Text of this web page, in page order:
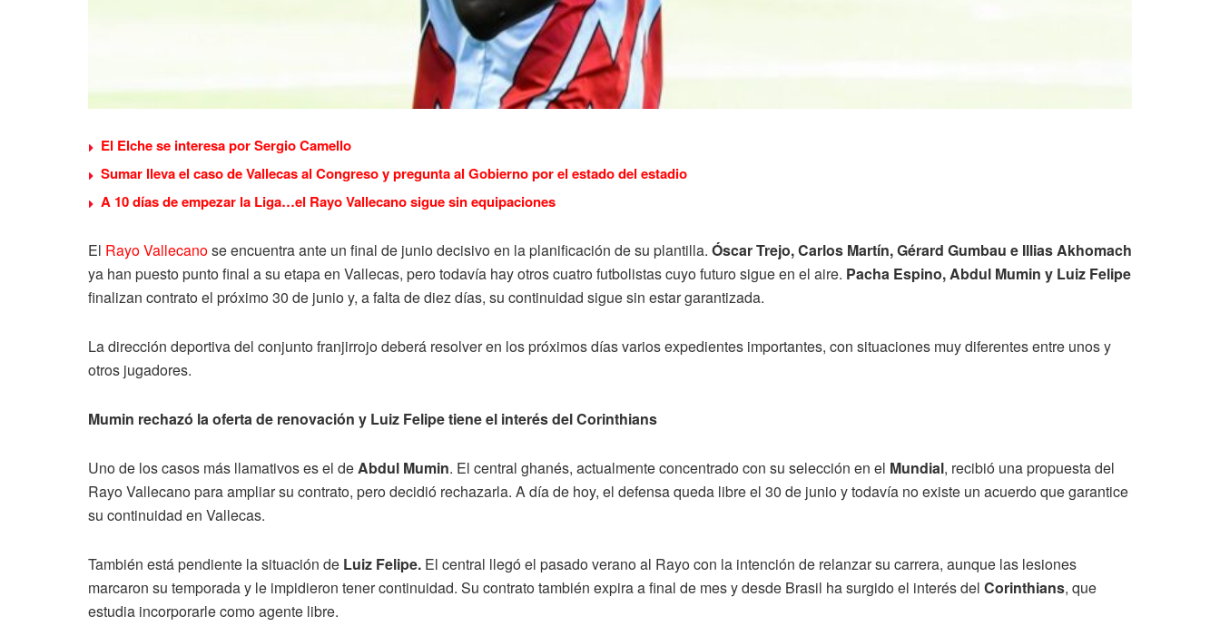
El Elche se interesa por Sergio Camello
Sumar lleva el caso de Vallecas al Congreso y pregunta al Gobierno por el estado del estadio
A 10 días de empezar la Liga…el Rayo Vallecano sigue sin equipaciones
El Rayo Vallecanose encuentra ante un final de junio decisivo en la planificación de su plantilla. Óscar Trejo, Carlos Martín, Gérard Gumbau e Illias Akhomach
ya han puesto punto final a su etapa en Vallecas, pero todavía hay otros cuatro futbolistas cuyo futuro sigue en el aire. Pacha Espino, Abdul Mumin y Luiz Felipe
finalizan contrato el próximo 30 de junio y, a falta de diez días, su continuidad sigue sin estar garantizada.
La dirección deportiva del conjunto franjirrojo deberá resolver en los próximos días varios expedientes importantes, con situaciones muy diferentes entre unos y
otros jugadores.
Mumin rechazó la oferta de renovación y Luiz Felipe tiene el interés del Corinthians
Uno de los casos más llamativos es el deAbdul Mumin. El central ghanés, actualmente concentrado con su selección en el Mundial, recibió una propuesta del
Rayo Vallecano para ampliar su contrato, pero decidió rechazarla. A día de hoy, el defensa queda libre el 30 de junio y todavía no existe un acuerdo que garantice
su continuidad en Vallecas.
También está pendiente la situación de Luiz Felipe. El central llegó el pasado verano al Rayo con la intención de relanzar su carrera, aunque las lesiones
marcaron su temporada y le impidieron tener continuidad. Su contrato también expira a final de mes y desde Brasil ha surgido el interés del Corinthians, que
estudia incorporarle como agente libre.